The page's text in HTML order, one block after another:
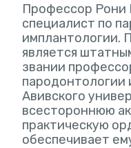
Профессор Рони
специалист по
имплантологии.
является
звании
пародонтологии
Авивского
всестороннюю
практическую
обеспечивает